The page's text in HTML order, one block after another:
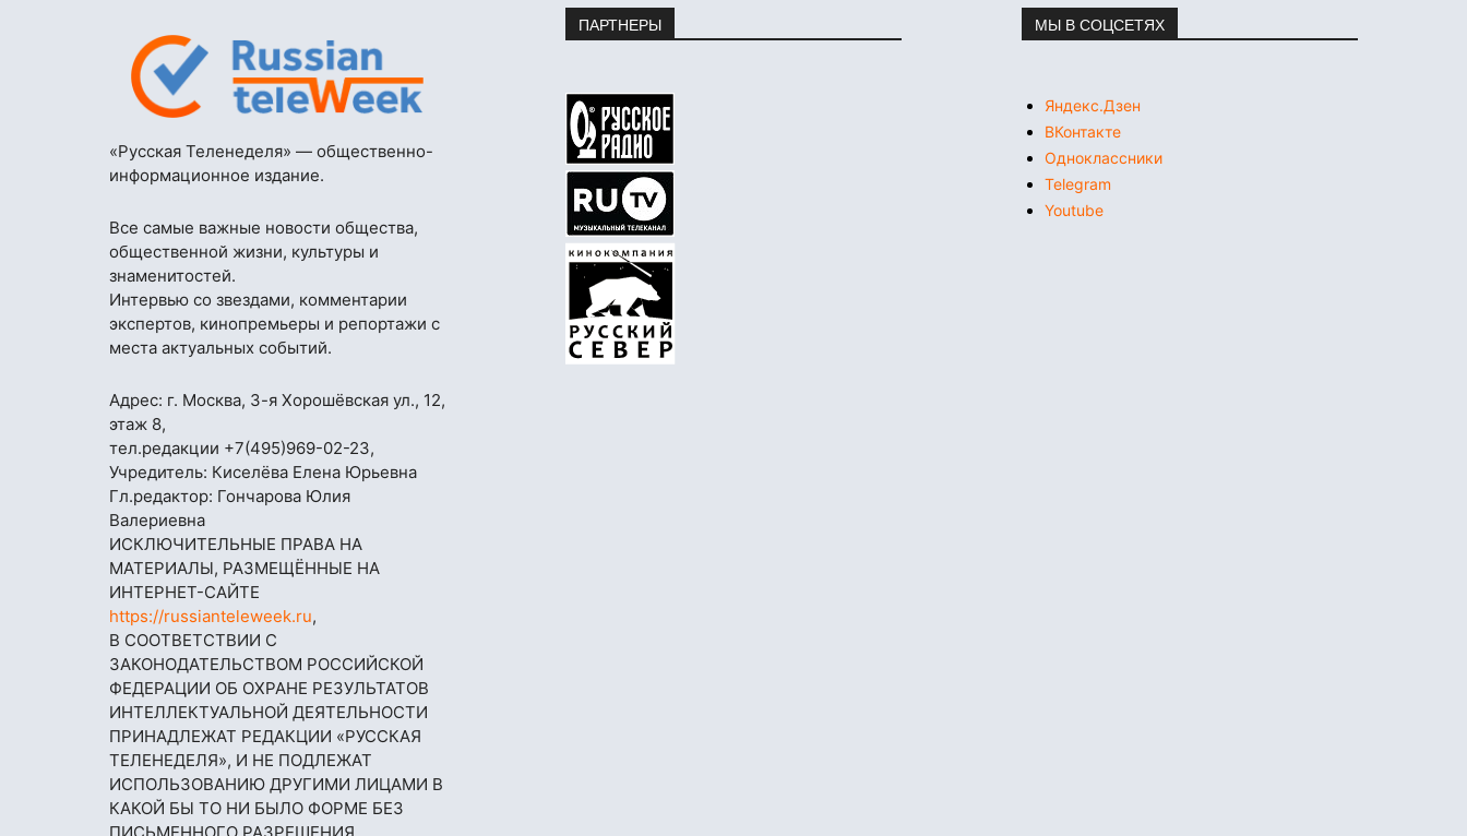
«Русская Теленеделя» — общественно-
информационное издание.
Все самые важные новости общества,
общественной жизни, культуры и
знаменитостей.
Интервью со звездами, комментарии
экспертов, кинопремьеры и репортажи с
места актуальных событий.
Адрес: г. Москва, 3-я Хорошёвская ул., 12,
этаж 8,
тел.редакции +7(495)969-02-23,
Учредитель: Киселёва Елена Юрьевна
Гл.редактор: Гончарова Юлия
Валериевна
ИСКЛЮЧИТЕЛЬНЫЕ ПРАВА НА
МАТЕРИАЛЫ, РАЗМЕЩЁННЫЕ НА
ИНТЕРНЕТ-САЙТЕ
https://russianteleweek.ru,
В СООТВЕТСТВИИ С
ЗАКОНОДАТЕЛЬСТВОМ РОССИЙСКОЙ
ФЕДЕРАЦИИ ОБ ОХРАНЕ РЕЗУЛЬТАТОВ
ИНТЕЛЛЕКТУАЛЬНОЙ ДЕЯТЕЛЬНОСТИ
ПРИНАДЛЕЖАТ РЕДАКЦИИ «РУССКАЯ
ТЕЛЕНЕДЕЛЯ», И НЕ ПОДЛЕЖАТ
ИСПОЛЬЗОВАНИЮ ДРУГИМИ ЛИЦАМИ В
КАКОЙ БЫ ТО НИ БЫЛО ФОРМЕ БЕЗ
ПАРТНЕРЫ МЫ В СОЦСЕТЯХ
Яндекс.Дзен
ВКонтакте
Одноклассники
Telegram
Youtube